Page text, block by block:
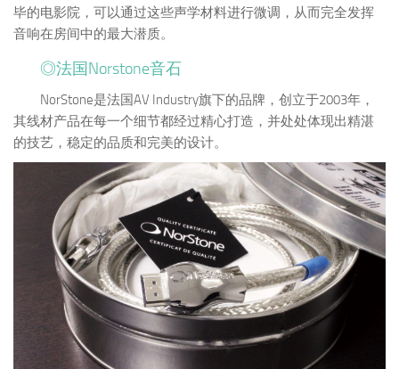
毕的电影院，可以通过这些声学材料进行微调，从而完全发挥
音响在房间中的最大潜质。
◎法国Norstone音石
NorStone是法国AV Industry旗下的品牌，创立于2003年，
其线材产品在每一个细节都经过精心打造，并处处体现出精湛
的技艺，稳定的品质和完美的设计。